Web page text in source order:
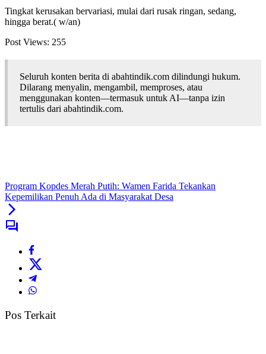
Tingkat kerusakan bervariasi, mulai dari rusak ringan, sedang,
hingga berat.( w/an)
Post Views: 255
Seluruh konten berita di abahtindik.com dilindungi hukum.
Dilarang menyalin, mengambil, memproses, atau
menggunakan konten—termasuk untuk AI—tanpa izin
tertulis dari abahtindik.com.
Program Kopdes Merah Putih: Wamen Farida Tekankan
Kepemilikan Penuh Ada di Masyarakat Desa
Pos Terkait